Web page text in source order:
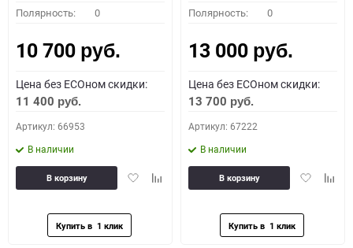
Полярность: 0
10 700 руб.
Цена без ECOном скидки:
11 400 руб.
Артикул: 66953
В наличии
ДобавитьДобавить
В корзину
Полярность: 0
13 000 руб.
Цена без ECOном скидки:
13 700 руб.
Артикул: 67222
В наличии
Добавить
В корзину